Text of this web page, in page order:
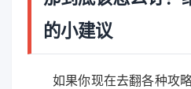
的小建议
如果你现在去翻各种攻